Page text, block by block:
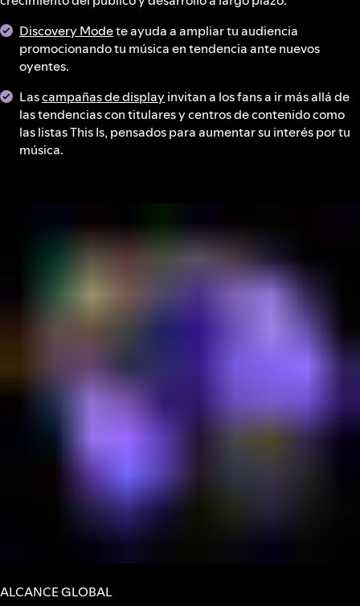
Discovery Modete ayuda a ampliar tu audiencia
promocionando tu música en tendencia ante nuevos
oyentes.
Lascampañas de display invitan a los fans a ir más allá de
las tendencias con titulares y centros de contenido como
las listas This Is, pensados para aumentar su interés por tu
música.
ALCANCE GLOBAL